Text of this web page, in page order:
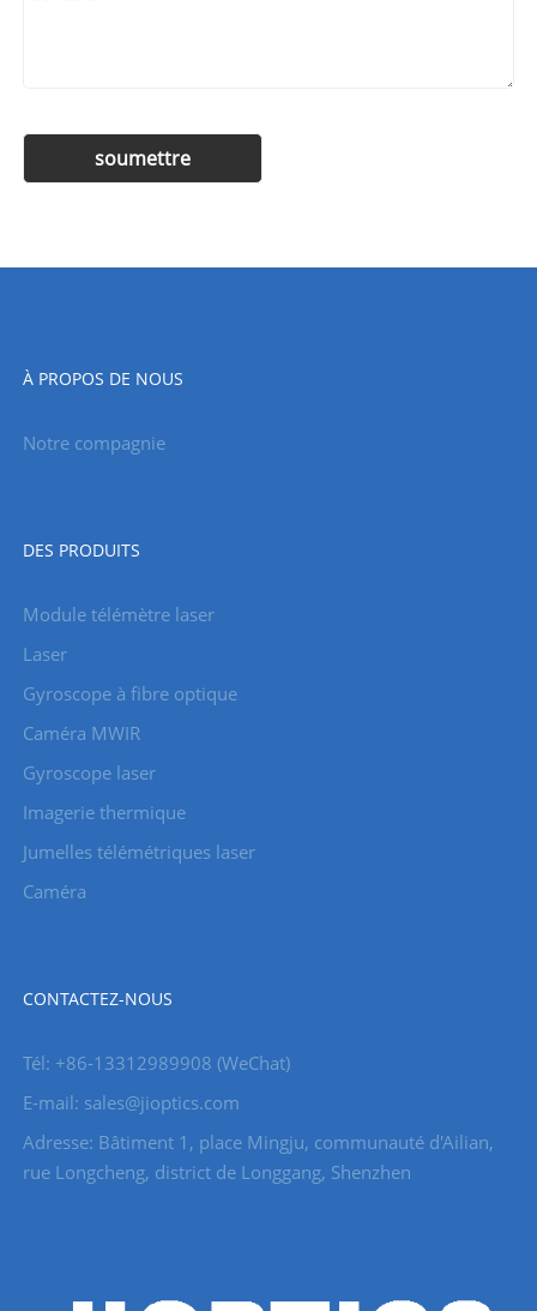
À PROPOS DE NOUS
Notre compagnie
DES PRODUITS
Module télémètre laser
Laser
Gyroscope à fibre optique
Caméra MWIR
Gyroscope laser
Imagerie thermique
Jumelles télémétriques laser
Caméra
CONTACTEZ-NOUS
Tél: +86-13312989908 (WeChat)
E-mail: sales@jioptics.com
Adresse: Bâtiment 1, place Mingju, communauté d'Ailian,
rue Longcheng, district de Longgang, Shenzhen